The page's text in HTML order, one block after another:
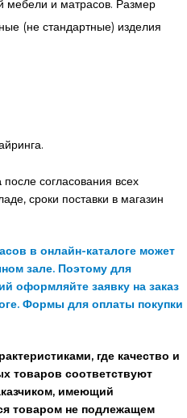
мебели и матрасов. Размер
(не стандартные) изделия
после согласования всех
сроки поставки в магазин
в онлайн-каталоге может
зале. Поэтому для
оформляйте заявку на заказ
Формы для оплаты покупки
где качество и
товаров соответствуют
имеющий
товаром не подлежащем